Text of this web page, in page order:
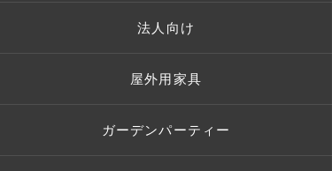
法人向け
屋外用家具
ガーデンパーティー